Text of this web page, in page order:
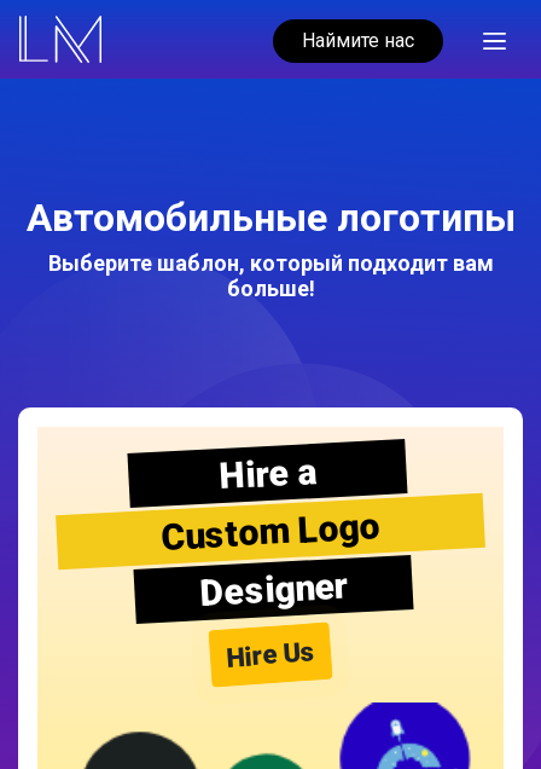
Наймите нас
Автомобильные логотипы
Выберите шаблон, который подходит вам
больше!
Hire a
Custom Logo
Designer
Hire Us